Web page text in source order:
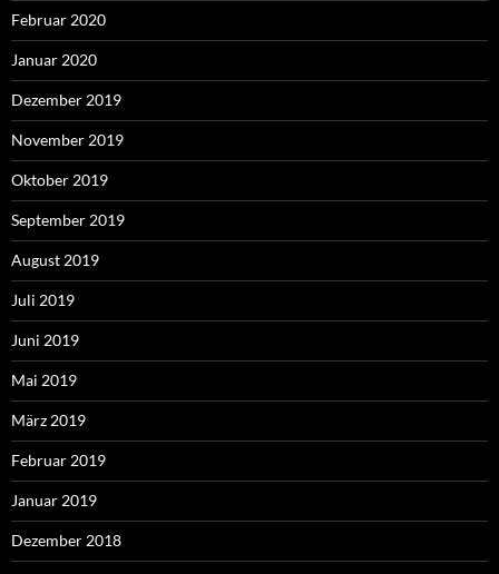
Februar 2020
Januar 2020
Dezember 2019
November 2019
Oktober 2019
September 2019
August 2019
Juli 2019
Juni 2019
Mai 2019
März 2019
Februar 2019
Januar 2019
Dezember 2018